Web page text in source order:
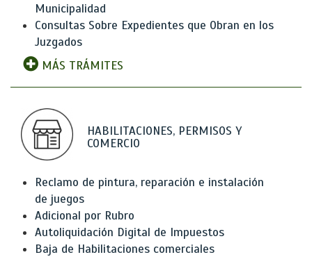
Municipalidad
Consultas Sobre Expedientes que Obran en los
Juzgados
MÁS TRÁMITES
HABILITACIONES, PERMISOS Y
COMERCIO
Reclamo de pintura, reparación e instalación
de juegos
Adicional por Rubro
Autoliquidación Digital de Impuestos
Baja de Habilitaciones comerciales